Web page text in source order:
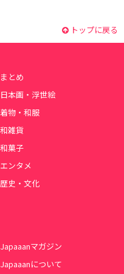
トップに戻る
まとめ
日本画・浮世絵
着物・和服
和雑貨
和菓子
エンタメ
歴史・文化
Japaaanマガジン
Japaaanについて